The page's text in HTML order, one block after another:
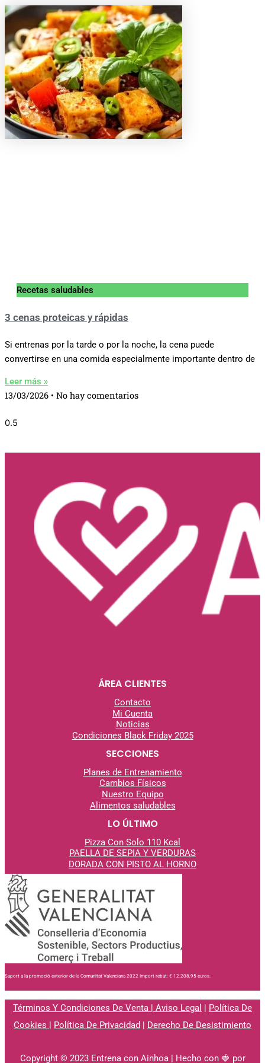
Recetas saludables
3 cenas proteicas y rápidas
Si entrenas por la tarde o por la noche, la cena puede
convertirse en una comida especialmente importante dentro de
Leer más »
13/03/2026 No hay comentarios
ÁREA CLIENTES
Contacto
Mi Cuenta
Noticias
Condiciones Black Friday 2025
SECCIONES
Planes de Entrenamiento
Cambios Físicos
Nuestro Equipo
Alimentos saludables
LO ÚLTIMO
Pizza Con Solo 110 Kcal
PAELLA DE SEPIA Y VERDURAS
DORADA CON PISTO AL HORNO
Suport a la promoció exterior de la Comunitat Valenciana 2022 Import rebut: € 12.208,95 euros.
Términos Y Condiciones De Venta | Aviso Legal | Política De
Cookies | Política De Privacidad | Derecho De Desistimiento
Copyright © 2023 Entrena con Ainhoa | Hecho con 🍓 por